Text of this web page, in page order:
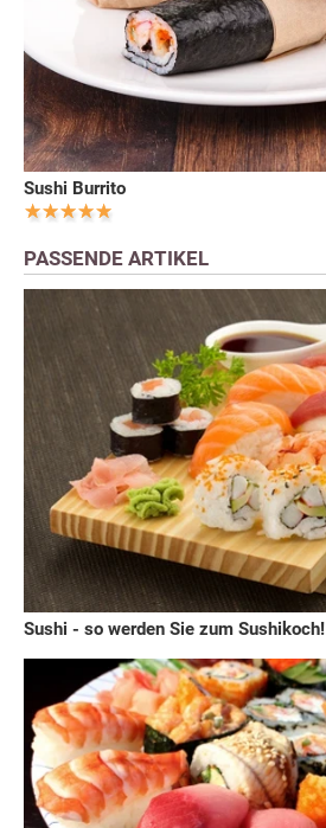
Sushi Burrito
PASSENDE ARTIKEL
Sushi - so werden Sie zum Sushikoch!